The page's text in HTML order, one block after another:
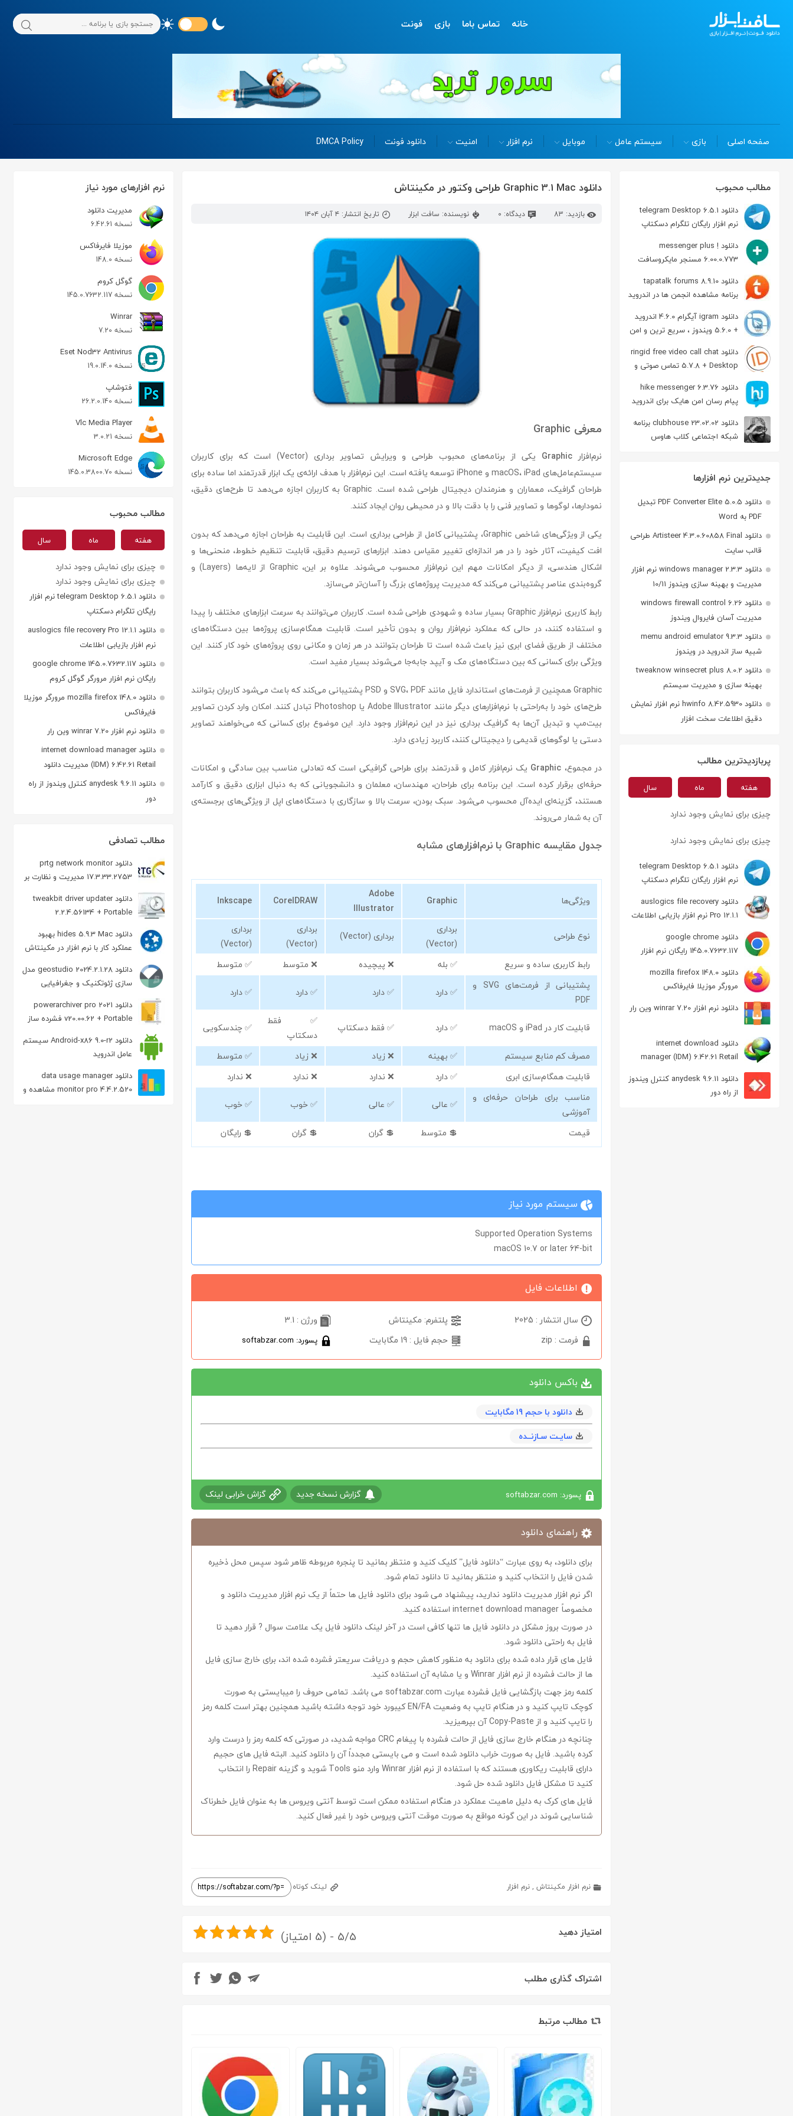
خانه تماس باما بازی فونت
صفحه اصلی بازی سیستم عامل موبایل نرم افزار امنیت دانلود فونت DMCA Policy
مطالب محبوب
دانلود telegram Desktop 6.5.1
نرم افزار رایگان تلگرام دسکتاپ
دانلود messenger plus !
6.00.0.773 مسنجر مایکروسافت
دانلود tapatalk forums 8.9.10
برنامه مشاهده انجمن ها در اندروید
دانلود igram آیگرام 4.6.0 اندروید
+ 5.6.0 ویندوز ، سریع ترین و امن
ترین نسخه تلگرام
دانلود ringid free video call chat
5.7.8 + Desktop تماس صوتی و
تصویری در اندروید
دانلود hike messenger 6.3.76
پیام‌ رسان‌ امن هایک برای اندروید
دانلود clubhouse 23.02.02 برنامه
شبکه اجتماعی کلاب هاوس
جدیدترین نرم افزارها
دانلود PDF Converter Elite 5.0.5 تبدیل
PDF به Word
دانلود Artisteer 4.3.0.60858 Final طراحی
قالب سایت
دانلود windows manager 2.3.3 نرم افزار
مدیریت و بهینه سازی ویندوز 10/11
دانلود windows firewall control 6.26
مدیریت آسان فایروال ویندوز
دانلود memu android emulator 9.3.3
شبیه ساز اندروید در ویندوز
دانلود tweaknow winsecret plus 8.0.2
بهینه سازی و مدیریت سیستم
دانلود hwinfo 8.42.5930 نرم افزار نمایش
دقیق اطلاعات سخت افزار
پربازدیدترین مطالب
هفته ماه سال
چیزی برای نمایش وجود ندارد
چیزی برای نمایش وجود ندارد
دانلود telegram Desktop 6.5.1
نرم افزار رایگان تلگرام دسکتاپ
دانلود auslogics file recovery
Pro 12.1.1 نرم افزار بازیابی اطلاعات
دانلود google chrome
145.0.7632.117 رایگان نرم افزار
مرورگر گوگل کروم
دانلود mozilla firefox 148.0
مرورگر موزیلا فایرفاکس
دانلود نرم افزار winrar 7.20 وین رار
دانلود internet download
manager (IDM) 6.42.61 Retail
مدیریت دانلود
دانلود anydesk 9.6.11 کنترل ویندوز
از راه دور
دانلود Graphic 3.1 Mac طراحی وکتور در مکینتاش
بازدید: 83 دیدگاه: 0 نویسنده: سافت ابزار تاریخ انتشار: ۴ آبان ۱۴۰۴
معرفی Graphic
نرم‌افزار Graphic
یکی از برنامه‌های محبوب طراحی و ویرایش تصاویر برداری (Vector) است که برای کاربران
سیستم‌عامل‌های macOS، iPad و iPhone توسعه یافته است. این نرم‌افزار با هدف ارائه‌ی یک ابزار قدرتمند اما ساده برای
طراحان گرافیک، معماران و هنرمندان دیجیتال طراحی شده است. Graphic به کاربران اجازه می‌دهد تا طرح‌های دقیق،
نمودارها، لوگوها و تصاویر فنی را با دقت بالا و در محیطی روان ایجاد کنند.
یکی از ویژگی‌های شاخص Graphic، پشتیبانی کامل از طراحی برداری است. این قابلیت به طراحان اجازه می‌دهد که بدون
افت کیفیت، آثار خود را در هر اندازه‌ای تغییر مقیاس دهند. ابزارهای ترسیم دقیق، قابلیت تنظیم خطوط، منحنی‌ها و
اشکال هندسی، از دیگر امکانات مهم این نرم‌افزار محسوب می‌شوند. علاوه بر این، Graphic از لایه‌ها (Layers) و
گروه‌بندی عناصر پشتیبانی می‌کند که مدیریت پروژه‌های بزرگ را آسان‌تر می‌سازد.
رابط کاربری نرم‌افزار Graphic بسیار ساده و شهودی طراحی شده است. کاربران می‌توانند به سرعت ابزارهای مختلف را پیدا
و استفاده کنند، در حالی که عملکرد نرم‌افزار روان و بدون تأخیر است. قابلیت همگام‌سازی پروژه‌ها بین دستگاه‌های
مختلف از طریق فضای ابری نیز باعث شده است تا طراحان بتوانند در هر زمان و مکانی روی پروژه‌های خود کار کنند. این
ویژگی برای کسانی که بین دستگاه‌های مک و آیپد جابه‌جا می‌شوند بسیار مفید است.
Graphic همچنین از فرمت‌های استاندارد فایل مانند SVG، PDF و PSD پشتیبانی می‌کند که باعث می‌شود کاربران بتوانند
طرح‌های خود را به‌راحتی با نرم‌افزارهای دیگر مانند Adobe Illustrator یا Photoshop تبادل کنند. امکان وارد کردن تصاویر
بیت‌مپ و تبدیل آن‌ها به گرافیک برداری نیز در این نرم‌افزار وجود دارد. این موضوع برای کسانی که می‌خواهند تصاویر
دستی یا لوگوهای قدیمی را دیجیتالی کنند، کاربرد زیادی دارد.
در مجموع، Graphic یک نرم‌افزار کامل و قدرتمند برای طراحی گرافیکی است که تعادلی مناسب بین سادگی و امکانات
حرفه‌ای برقرار کرده است. این برنامه برای طراحان، مهندسان، معلمان و دانشجویانی که به دنبال ابزاری دقیق و کارآمد
هستند، گزینه‌ای ایده‌آل محسوب می‌شود. سبک بودن، سرعت بالا و سازگاری با دستگاه‌های اپل از ویژگی‌های برجسته‌ی
آن به شمار می‌روند.
جدول مقایسه Graphic با نرم‌افزارهای مشابه
ویژگی‌ها Graphic
Adobe
Illustrator
CorelDRAW
Inkscape
نوع طراحی
برداری
(Vector)
برداری (Vector)
برداری
(Vector)
برداری
(Vector)
رابط کاربری ساده و سریع
✅ بله ❌ پیچیده ❌ متوسط
✅ متوسط
پشتیبانی از فرمت‌های SVG و
PDF
✅ دارد ✅ دارد ✅ دارد ✅ دارد
قابلیت کار در iPad و macOS ✅ دارد ✅ فقط دسکتاپ
✅ فقط
دسکتاپ
✅ چندسکویی
مصرف کم منابع سیستم
✅ بهینه ❌ زیاد ❌ زیاد
✅ متوسط
قابلیت همگام‌سازی ابری
✅ دارد ❌ ندارد ❌ ندارد
❌ ندارد
مناسب برای طراحان حرفه‌ای و
آموزشی
✅ عالی ✅ عالی ✅ خوب
✅ خوب
قیمت
💲 متوسط 💲 گران 💲 گران 💲 رایگان
سیستم مورد نیاز
Supported Operation Systems
macOS 10.7 or later 64-bit
اطلاعات فایل
سال انتشار : 2025 پلتفرم: مکینتاش
ورژن : 3.1
فرمت : zip
حجم فایل : 19 مگابایت پسورد: softabzar.com
باکس دانلود
دانلود با حجم 19 مگابايت
سایـت سـازنــده
پسورد: softabzar.com گزارش نسخه جدید گزاش خرابی لینک
راهنمای دانلود
برای دانلود، به روی عبارت “دانلود فایل” کلیک کنید و منتظر بمانید تا پنجره مربوطه ظاهر شود سپس محل ذخیره
شدن فایل را انتخاب کنید و منتظر بمانید تا دانلود تمام شود.
اگر نرم افزار مدیریت دانلود ندارید، پیشنهاد می شود برای دانلود فایل ها حتماً از یک نرم افزار مدیریت دانلود و
مخصوصاً internet download manager استفاده کنید.
در صورت بروز مشکل در دانلود فایل ها تنها کافی است در آخر لینک دانلود فایل یک علامت سوال ? قرار دهید تا
فایل به راحتی دانلود شود.
فایل های قرار داده شده برای دانلود به منظور کاهش حجم و دریافت سریعتر فشرده شده اند، برای خارج سازی فایل
ها از حالت فشرده از نرم افزار Winrar و یا مشابه آن استفاده کنید.
کلمه رمز جهت بازگشایی فایل فشرده عبارت softabzar.com می باشد. تمامی حروف را میبایستی به صورت
کوچک تایپ کنید و در هنگام تایپ به وضعیت EN/FA کیبورد خود توجه داشته باشید همچنین بهتر است کلمه رمز
را تایپ کنید و از Copy-Paste آن بپرهیزید.
چنانچه در هنگام خارج سازی فایل از حالت فشرده با پیغام CRC مواجه شدید، در صورتی که کلمه رمز را درست وارد
کرده باشید. فایل به صورت خراب دانلود شده است و می بایستی مجدداً آن را دانلود کنید. البته فایل های حجیم
دارای قابلیت ریکاوری هستند که با استفاده از نرم افزار Winrar وارد منو Tools شوید و گزینه Repair را انتخاب
کنید تا مشکل فایل دانلود شده حل شود.
فایل های کرک به دلیل ماهیت عملکرد در هنگام استفاده ممکن است توسط آنتی ویروس ها به عنوان فایل خطرناک
شناسایی شوند در این گونه مواقع به صورت موقت آنتی ویروس خود را غیر فعال کنید.
نرم افزار مکینتاش ,نرم افزار لینک کوتاه
امتیاز دهید 5/5 - (5 امتیاز)
اشتراک گذاری مطلب
مطالب مرتبط
نرم افزارهای مورد نیاز
مدیریت دانلود
نسخه 6.42.61
موزیلا فایرفاکس
نسخه 148.0
گوگل کروم
نسخه 145.0.7632.117
Winrar
نسخه 7.20
Eset Nod32 Antivirus
نسخه 19.0.14.0
فتوشاپ
نسخه 26.2.0.140
Vlc Media Player
نسخه 3.0.21
Microsoft Edge
نسخه 145.0.3800.70
مطالب محبوب
هفته ماه سال
چیزی برای نمایش وجود ندارد
چیزی برای نمایش وجود ندارد
دانلود telegram Desktop 6.5.1 نرم افزار
رایگان تلگرام دسکتاپ
دانلود auslogics file recovery Pro 12.1.1
نرم افزار بازیابی اطلاعات
دانلود google chrome 145.0.7632.117
رایگان نرم افزار مرورگر گوگل کروم
دانلود mozilla firefox 148.0 مرورگر موزیلا
فایرفاکس
دانلود نرم افزار winrar 7.20 وین رار
دانلود internet download manager
(IDM) 6.42.61 Retail مدیریت دانلود
دانلود anydesk 9.6.11 کنترل ویندوز از راه
دور
مطالب تصادفی
دانلود prtg network monitor
17.3.33.2753 مدیریت و نظارت بر
شبکه
دانلود tweakbit driver updater
2.2.4.56134 + Portable
دانلود hides 5.9.3 Mac بهبود
عملکرد کار با نرم افزار در مکینتاش
دانلود geostudio 2024.2.1.28 مدل
سازی ژئوتکنیک و جغرافیایی
دانلود powerarchiver pro 2021
v20.00.62 + Portable فشرده ساز
فایل
دانلود Android-x86 9.0-r2 سیستم
عامل اندروید
دانلود data usage manager
monitor pro 4.4.2.520 مشاهده و